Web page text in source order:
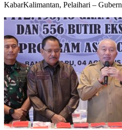
KabarKalimantan, Pelaihari –